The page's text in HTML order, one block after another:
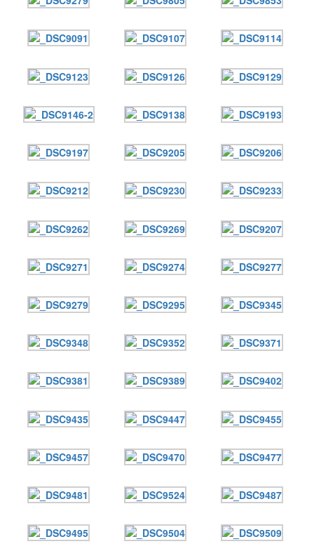
Онлайн трансляции
Веб-камеры
12 сентября 2015
Название трансляции
12 сентября 2015
Название трансляции
12 сентября 2015
Название трансляции
12 сентября 2015
Название трансляции
12 сентября 2015
Название трансляции
Перейти к архиву